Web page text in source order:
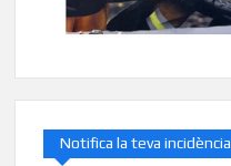
Notifica la teva incidència